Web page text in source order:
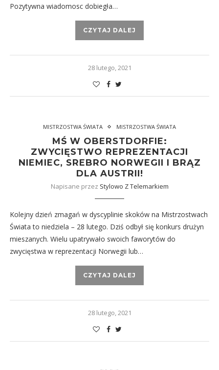
Pozytywna wiadomosc dobiegła…
CZYTAJ DALEJ
28 lutego, 2021
MISTRZOSTWA ŚWIATA MISTRZOSTWA ŚWIATA
MŚ W OBERSTDORFIE:
ZWYCIĘSTWO REPREZENTACJI
NIEMIEC, SREBRO NORWEGII I BRĄZ
DLA AUSTRII!
Napisane przez Stylowo Z Telemarkiem
Kolejny dzień zmagań w dyscyplinie skoków na Mistrzostwach
Świata to niedziela – 28 lutego. Dziś odbył się konkurs drużyn
mieszanych. Wielu upatrywało swoich faworytów do
zwycięstwa w reprezentacji Norwegii lub…
CZYTAJ DALEJ
28 lutego, 2021